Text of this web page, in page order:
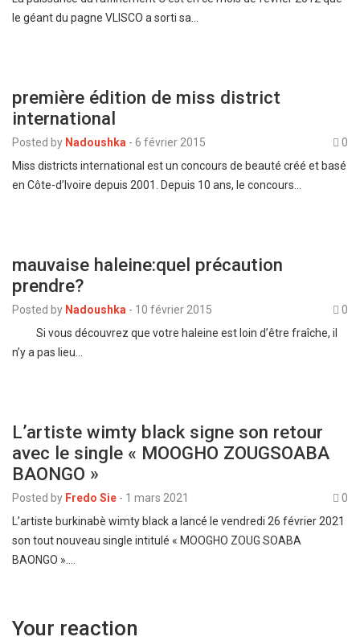
le géant du pagne VLISCO a sorti sa…
première édition de miss district
international
Posted by Nadoushka - 6 février 2015
0
Miss districts international est un concours de beauté créé et basé
en Côte-d’Ivoire depuis 2001. Depuis 10 ans, le concours…
mauvaise haleine:quel précaution
prendre?
Posted by Nadoushka - 10 février 2015
0
Si vous découvrez que votre haleine est loin d’être fraîche, il
n’y a pas lieu…
L’artiste wimty black signe son retour
avec le single « MOOGHO ZOUGSOABA
BAONGO »
Posted by Fredo Sie - 1 mars 2021
0
L’artiste burkinabè wimty black a lancé le vendredi 26 février 2021
son tout nouveau single intitulé « MOOGHO ZOUG SOABA
BAONGO ».…
Your reaction